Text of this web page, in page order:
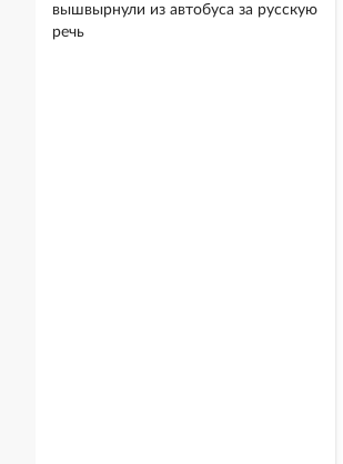
вышвырнули из автобуса за русскую
речь